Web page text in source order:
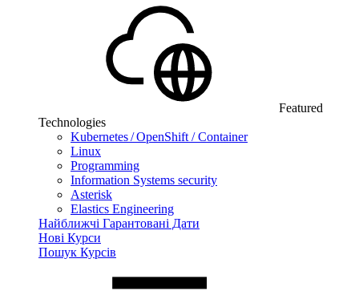
Featured
Technologies
Kubernetes / OpenShift / Container
Linux
Programming
Information Systems security
Asterisk
Elastics Engineering
Найближчі Гарантовані Дати
Нові Курси
Пошук Курсів